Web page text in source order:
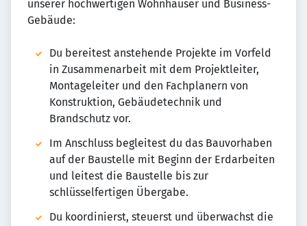
unserer hochwertigen Wohnhäuser und Business-
Gebäude:
Du bereitest anstehende Projekte im Vorfeld
in Zusammenarbeit mit dem Projektleiter,
Montageleiter und den Fachplanern von
Konstruktion, Gebäudetechnik und
Brandschutz vor.
Im Anschluss begleitest du das Bauvorhaben
auf der Baustelle mit Beginn der Erdarbeiten
und leitest die Baustelle bis zur
schlüsselfertigen Übergabe.
Du koordinierst, steuerst und überwachst die